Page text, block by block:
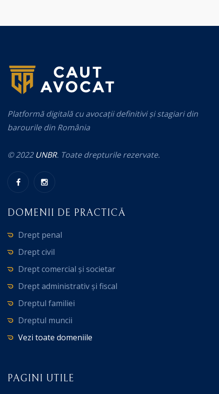
Platformă digitală cu avocații definitivi și stagiari din
barourile din România
© 2022 UNBR. Toate drepturile rezervate.
DOMENII DE PRACTICĂ
Drept penal
Drept civil
Drept comercial și societar
Drept administrativ și fiscal
Dreptul familiei
Dreptul muncii
Vezi toate domeniile
PAGINI UTILE